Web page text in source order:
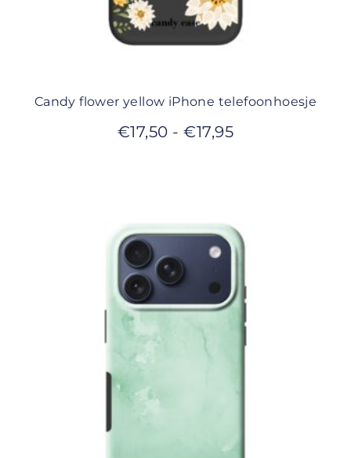
Candy flower yellow iPhone telefoonhoesje
€17,50 - €17,95